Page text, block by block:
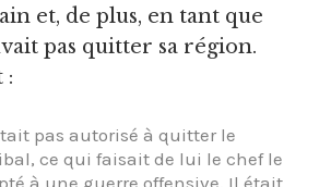
et, de plus, en tant que
pas quitter sa région.
:
pas autorisé à quitter le
ce qui faisait de lui le chef le
à une guerre offensive. Il était